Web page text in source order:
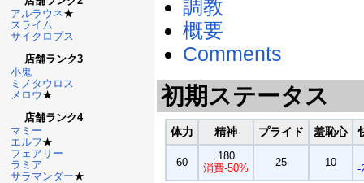
調教
概要
Comments
初期ステータス
体力 精神 プライド 羞恥心
60
180
消費-50%
25 10
-
アルラウネ★
スライム
サイクロプス
店舗ランク3
小鬼
ミノタウロス
メロウ ★
店舗ランク4
マミー
エルフ★
フェアリー
ラミア
サラマンダー★